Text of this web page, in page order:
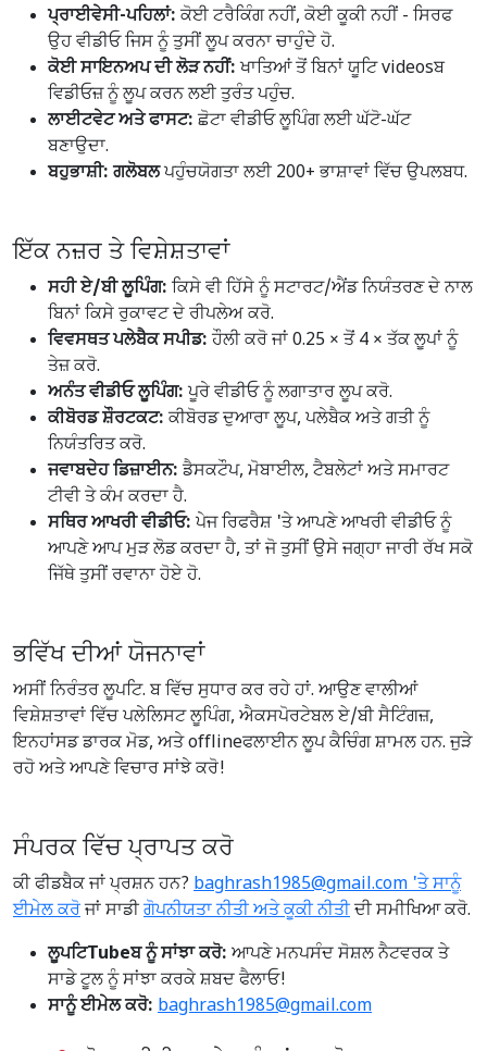
ਪ੍ਰਾਈਵੇਸੀ-ਪਹਿਲਾਂ: ਕੋਈ ਟਰੈਕਿੰਗ ਨਹੀਂ, ਕੋਈ ਕੂਕੀ ਨਹੀਂ - ਸਿਰਫ
ਉਹ ਵੀਡੀਓ ਜਿਸ ਨੂੰ ਤੁਸੀਂ ਲੂਪ ਕਰਨਾ ਚਾਹੁੰਦੇ ਹੋ.
ਕੋਈ ਸਾਇਨਅਪ ਦੀ ਲੋੜ ਨਹੀਂ:ਖਾਤਿਆਂ ਤੋਂ ਬਿਨਾਂ ਯੂਟਿ videosਬ
ਵਿਡੀਓਜ਼ ਨੂੰ ਲੂਪ ਕਰਨ ਲਈ ਤੁਰੰਤ ਪਹੁੰਚ.
ਲਾਈਟਵੇਟ ਅਤੇ ਫਾਸਟ: ਛੋਟਾ ਵੀਡੀਓ ਲੂਪਿੰਗ ਲਈ ਘੱਟੋ-ਘੱਟ
ਬਣਾਉਦਾ.
ਬਹੁਭਾਸ਼ੀ: ਗਲੋਬਲਪਹੁੰਚਯੋਗਤਾ ਲਈ 200+ ਭਾਸ਼ਾਵਾਂ ਵਿੱਚ ਉਪਲਬਧ.
ਇੱਕ ਨਜ਼ਰ ਤੇ ਵਿਸ਼ੇਸ਼ਤਾਵਾਂ
ਸਹੀ ਏ/ਬੀ ਲੂਪਿੰਗ: ਕਿਸੇ ਵੀ ਹਿੱਸੇ ਨੂੰ ਸਟਾਰਟ/ਐਂਡ ਨਿਯੰਤਰਣ ਦੇ ਨਾਲ
ਬਿਨਾਂ ਕਿਸੇ ਰੁਕਾਵਟ ਦੇ ਰੀਪਲੇਅ ਕਰੋ.
ਵਿਵਸਥਤ ਪਲੇਬੈਕ ਸਪੀਡ:ਹੌਲੀ ਕਰੋ ਜਾਂ 0.25 × ਤੋਂ 4 × ਤੱਕ ਲੂਪਾਂ ਨੂੰ
ਤੇਜ਼ ਕਰੋ.
ਅਨੰਤ ਵੀਡੀਓ ਲੂਪਿੰਗ:ਪੂਰੇ ਵੀਡੀਓ ਨੂੰ ਲਗਾਤਾਰ ਲੂਪ ਕਰੋ.
ਕੀਬੋਰਡ ਸ਼ੌਰਟਕਟ: ਕੀਬੋਰਡ ਦੁਆਰਾ ਲੂਪ, ਪਲੇਬੈਕ ਅਤੇ ਗਤੀ ਨੂੰ
ਨਿਯੰਤਰਿਤ ਕਰੋ.
ਜਵਾਬਦੇਹ ਡਿਜ਼ਾਈਨ: ਡੈਸਕਟੌਪ, ਮੋਬਾਈਲ, ਟੈਬਲੇਟਾਂ ਅਤੇ ਸਮਾਰਟ
ਟੀਵੀ ਤੇ ਕੰਮ ਕਰਦਾ ਹੈ.
ਸਥਿਰ ਆਖਰੀ ਵੀਡੀਓ:ਪੇਜ ਰਿਫਰੈਸ਼ 'ਤੇ ਆਪਣੇ ਆਖਰੀ ਵੀਡੀਓ ਨੂੰ
ਆਪਣੇ ਆਪ ਮੁੜ ਲੋਡ ਕਰਦਾ ਹੈ, ਤਾਂ ਜੋ ਤੁਸੀਂ ਉਸੇ ਜਗ੍ਹਾ ਜਾਰੀ ਰੱਖ ਸਕੋ
ਜਿੱਥੇ ਤੁਸੀਂ ਰਵਾਨਾ ਹੋਏ ਹੋ.
ਭਵਿੱਖ ਦੀਆਂ ਯੋਜਨਾਵਾਂ
ਅਸੀਂ ਨਿਰੰਤਰ ਲੂਪਟਿ. ਬ ਵਿੱਚ ਸੁਧਾਰ ਕਰ ਰਹੇ ਹਾਂ. ਆਉਣ ਵਾਲੀਆਂ
ਵਿਸ਼ੇਸ਼ਤਾਵਾਂ ਵਿੱਚ ਪਲੇਲਿਸਟ ਲੂਪਿੰਗ, ਐਕਸਪੋਰਟੇਬਲ ਏ/ਬੀ ਸੈਟਿੰਗਜ਼,
ਇਨਹਾਂਸਡ ਡਾਰਕ ਮੋਡ, ਅਤੇ offlineਫਲਾਈਨ ਲੂਪ ਕੈਚਿੰਗ ਸ਼ਾਮਲ ਹਨ. ਜੁੜੇ
ਰਹੋ ਅਤੇ ਆਪਣੇ ਵਿਚਾਰ ਸਾਂਝੇ ਕਰੋ!
ਸੰਪਰਕ ਵਿੱਚ ਪ੍ਰਾਪਤ ਕਰੋ
ਕੀ ਫੀਡਬੈਕ ਜਾਂ ਪ੍ਰਸ਼ਨ ਹਨ? baghrash1985@gmail.com 'ਤੇ ਸਾਨੂੰ
ਈਮੇਲ ਕਰੋਜਾਂ ਸਾਡੀਗੋਪਨੀਯਤਾ ਨੀਤੀ ਅਤੇਕੂਕੀ ਨੀਤੀਦੀ ਸਮੀਖਿਆ ਕਰੋ.
ਲੂਪਟਿTubeਬ ਨੂੰ ਸਾਂਝਾ ਕਰੋ: ਆਪਣੇ ਮਨਪਸੰਦ ਸੋਸ਼ਲ ਨੈਟਵਰਕ ਤੇ
ਸਾਡੇ ਟੂਲ ਨੂੰ ਸਾਂਝਾ ਕਰਕੇ ਸ਼ਬਦ ਫੈਲਾਓ!
ਸਾਨੂੰ ਈਮੇਲ ਕਰੋ: baghrash1985@gmail.com